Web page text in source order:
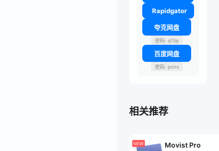
Rapidgator
夸克网盘
密码: q15p
百度网盘
密码: pnns
相关推荐
Movist Pro